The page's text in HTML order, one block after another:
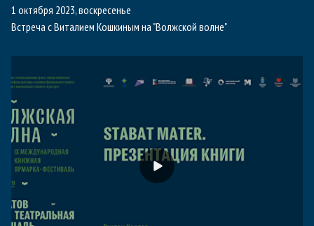
1 октября 2023, воскресенье
Встреча с Виталием Кошкиным на "Волжской волне"